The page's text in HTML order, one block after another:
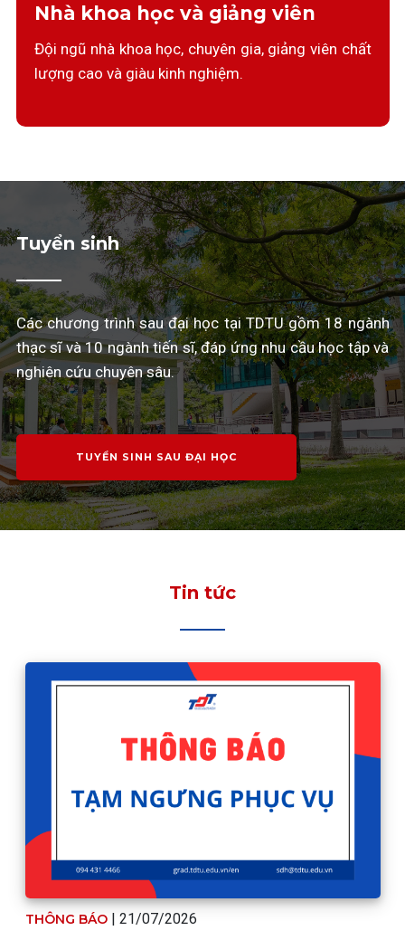
Nhà khoa học và giảng viên
Đội ngũ nhà khoa học, chuyên gia, giảng viên chất
lượng cao và giàu kinh nghiệm.
Tuyển sinh
Các chương trình sau đại học tại TDTU gồm 18 ngành
thạc sĩ và 10 ngành tiến sĩ, đáp ứng nhu cầu học tập và
nghiên cứu chuyên sâu.
TUYỂN SINH SAU ĐẠI HỌC
Tin tức
THÔNG BÁO | 21/07/2026